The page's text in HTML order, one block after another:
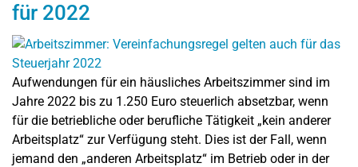
für 2022
Aufwendungen für ein häusliches Arbeitszimmer sind im
Jahre 2022 bis zu 1.250 Euro steuerlich absetzbar, wenn
für die betriebliche oder berufliche Tätigkeit „kein anderer
Arbeitsplatz“ zur Verfügung steht. Dies ist der Fall, wenn
jemand den „anderen Arbeitsplatz“ im Betrieb oder in der